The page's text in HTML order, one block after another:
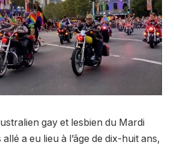
gay et lesbien du Mardi
a eu lieu à l’âge de dix-huit ans,